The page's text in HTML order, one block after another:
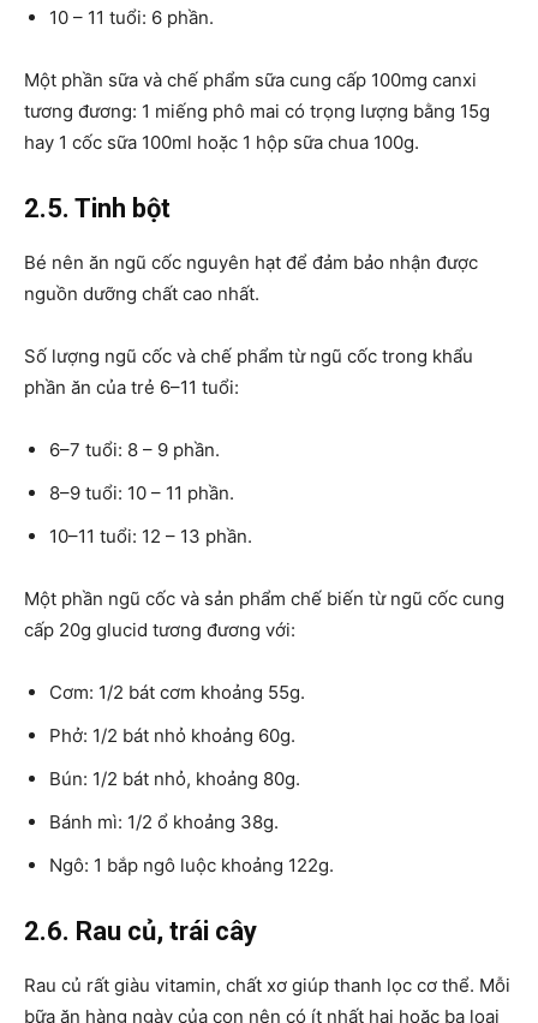
10 – 11 tuổi: 6 phần.
Một phần sữa và chế phẩm sữa cung cấp 100mg canxi
tương đương: 1 miếng phô mai có trọng lượng bằng 15g
hay 1 cốc sữa 100ml hoặc 1 hộp sữa chua 100g.
2.5. Tinh bột
Bé nên ăn ngũ cốc nguyên hạt để đảm bảo nhận được
nguồn dưỡng chất cao nhất.
Số lượng ngũ cốc và chế phẩm từ ngũ cốc trong khẩu
phần ăn của trẻ 6–11 tuổi:
6–7 tuổi: 8 – 9 phần.
8–9 tuổi: 10 – 11 phần.
10–11 tuổi: 12 – 13 phần.
Một phần ngũ cốc và sản phẩm chế biến từ ngũ cốc cung
cấp 20g glucid tương đương với:
Cơm: 1/2 bát cơm khoảng 55g.
Phở: 1/2 bát nhỏ khoảng 60g.
Bún: 1/2 bát nhỏ, khoảng 80g.
Bánh mì: 1/2 ổ khoảng 38g.
Ngô: 1 bắp ngô luộc khoảng 122g.
2.6. Rau củ, trái cây
Rau củ rất giàu vitamin, chất xơ giúp thanh lọc cơ thể. Mỗi
bữa ăn hàng ngày của con nên có ít nhất hai hoặc ba loại